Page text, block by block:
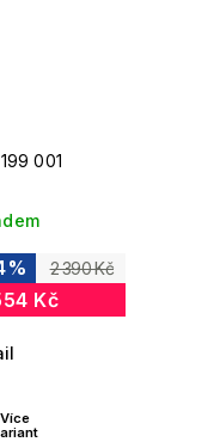
001
2 390 Kč
%
Kč
Více